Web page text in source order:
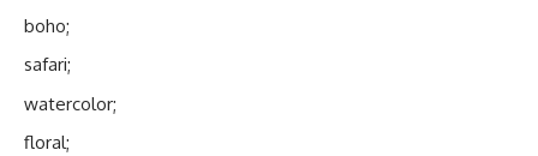
boho;
safari;
watercolor;
floral;